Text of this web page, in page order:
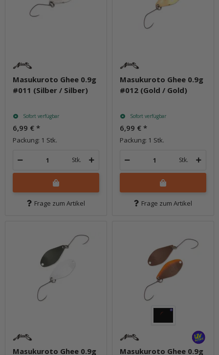
Masukuroto Ghee 0.9g
#011 (Silber / Silber)
Sofort verfügbar
6,99 € *
Packung: 1 Stk.
Stk.
Frage zum Artikel
Masukuroto Ghee 0.9g
#012 (Gold / Gold)
Sofort verfügbar
6,99 € *
Packung: 1 Stk.
Stk.
Frage zum Artikel
Masukuroto Ghee 0.9g Masukuroto Ghee 0.9g